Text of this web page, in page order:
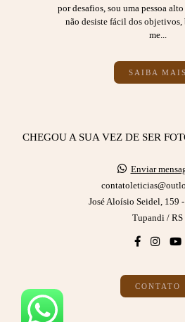
por desafios, sou uma pessoa
não desiste fácil dos objetivos,
me...
SAIBA MAIS
CHEGOU A SUA VEZ DE SER
Enviar
José Aloísio Seidel, 159
Tupandi / RS
CONTATO